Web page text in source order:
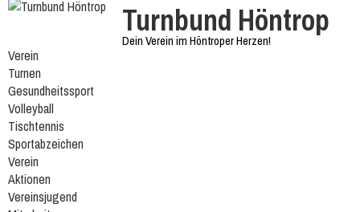
Turnbund Höntrop
Dein Verein im Höntroper Herzen!
Verein
Turnen
Gesundheitssport
Volleyball
Tischtennis
Sportabzeichen
Verein
Aktionen
Vereinsjugend